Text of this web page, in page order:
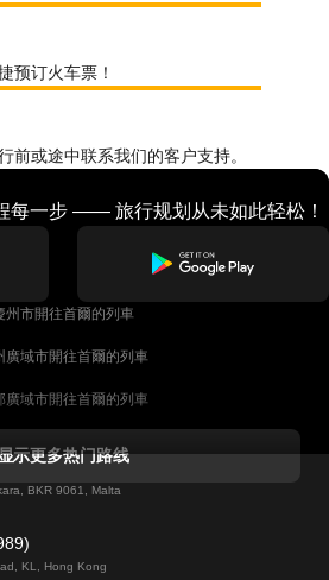
预订火车票！
前或途中联系我们的客户支持。
每一步 —— 旅行规划从未如此轻松！
州市開往首爾的列車
廣域市開往首爾的列車
廣域市開往首爾的列車
林開往戈尔韦的列車
馬開往拿坡里的列車
示更多热门路线
BKR 9061, Malta
KL, Hong Kong